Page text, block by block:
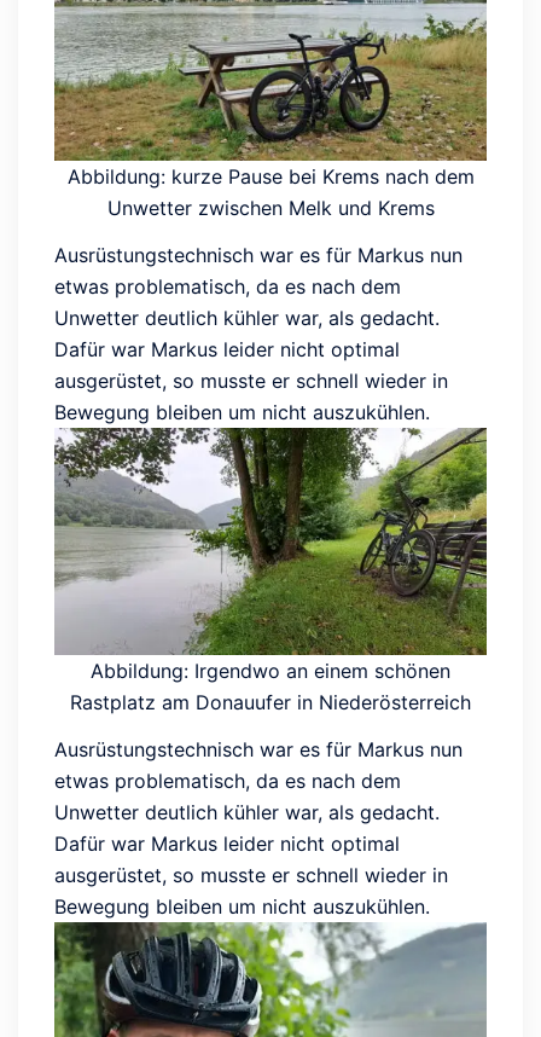
Abbildung: kurze Pause bei Krems nach dem
Unwetter zwischen Melk und Krems
Ausrüstungstechnisch war es für Markus nun
etwas problematisch, da es nach dem
Unwetter deutlich kühler war, als gedacht.
Dafür war Markus leider nicht optimal
ausgerüstet, so musste er schnell wieder in
Bewegung bleiben um nicht auszukühlen.
Abbildung: Irgendwo an einem schönen
Rastplatz am Donauufer in Niederösterreich
Ausrüstungstechnisch war es für Markus nun
etwas problematisch, da es nach dem
Unwetter deutlich kühler war, als gedacht.
Dafür war Markus leider nicht optimal
ausgerüstet, so musste er schnell wieder in
Bewegung bleiben um nicht auszukühlen.